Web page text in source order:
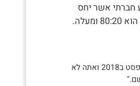
חברתי אשר יחס
- "נסעתי למנושפסט ב2018 ואתה לא